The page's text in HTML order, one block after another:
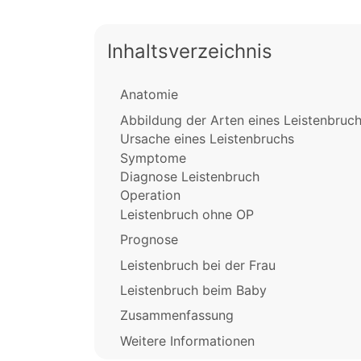
Inhaltsverzeichnis
Anatomie
Abbildung der Arten eines
Ursache eines Leistenbruchs
Symptome
Diagnose Leistenbruch
Operation
Leistenbruch ohne OP
Prognose
Leistenbruch bei der Frau
Leistenbruch beim Baby
Zusammenfassung
Weitere Informationen